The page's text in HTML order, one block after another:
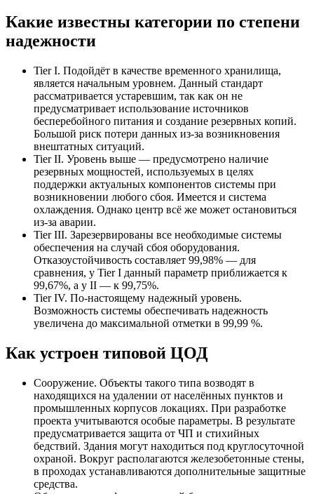
Какие известны категории по степени
надежности
Tier I. Подойдёт в качестве временного хранилища,
является начальным уровнем. Данный стандарт
рассматривается устаревшим, так как он не
предусматривает использование источников
бесперебойного питания и создание резервных копий.
Большой риск потери данных из-за возникновения
внештатных ситуаций.
Tier II. Уровень выше — предусмотрено наличие
резервных мощностей, используемых в целях
поддержки актуальных компонентов системы при
возникновении любого сбоя. Имеется и система
охлаждения. Однако центр всё же может остановиться
из-за аварии.
Tier III. Зарезервированы все необходимые системы
обеспечения на случай сбоя оборудования.
Отказоустойчивость составляет 99,98% — для
сравнения, у Tier I данный параметр приближается к
99,67%, а у II — к 99,75%.
Tier IV. По-настоящему надежный уровень.
Возможность системы обеспечивать надежность
увеличена до максимальной отметки в 99,99 %.
Как устроен типовой ЦОД
Сооружение. Объекты такого типа возводят в
находящихся на удалении от населённых пунктов и
промышленных корпусов локациях. При разработке
проекта учитываются особые параметры. В результате
предусматривается защита от ЧП и стихийных
бедствий. Здания могут находиться под круглосуточной
охраной. Вокруг располагаются железобетонные стены,
в проходах устанавливаются дополнительные защитные
средства.